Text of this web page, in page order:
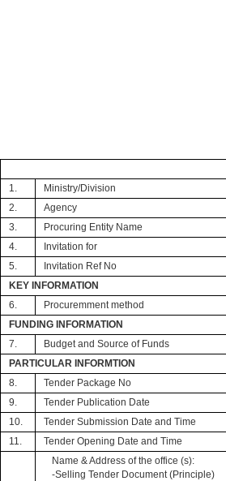
1.
Ministry/Division
2.
Agency
3.
Procuring Entity Name
4.
Invitation for
5.
Invitation Ref No
KEY INFORMATION
6.
Procuremment method
FUNDING INFORMATION
7.
Budget and Source of Funds
PARTICULAR INFORMTION
8.
Tender Package No
9.
Tender Publication Date
10.
Tender Submission Date and Time
11.
Tender Opening Date and Time
Name & Address of the office (s):
-Selling Tender Document (Principle)